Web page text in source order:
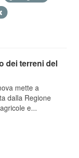
dei terreni del
mette a
dalla Regione
e...